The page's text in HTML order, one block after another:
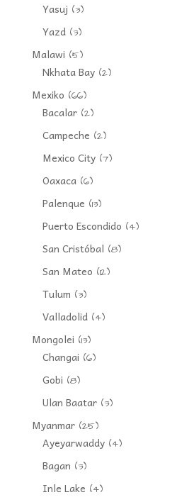
Yasuj (3)
Yazd(3)
Malawi (5)
Nkhata Bay(2)
Mexiko (66)
Bacalar(2)
Campeche (2)
Mexico City(7)
Oaxaca(6)
Palenque (13)
Puerto Escondido (4)
San Cristóbal (8)
San Mateo (12)
Tulum (3)
Valladolid(4)
Mongolei (13)
Changai (6)
Gobi (8)
Ulan Baatar(3)
Myanmar(25)
Ayeyarwaddy(4)
Bagan (3)
Inle Lake (4)